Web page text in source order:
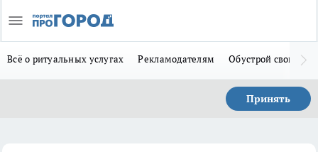
Всё о ритуальных услугах Рекламодателям Обустрой свой дом
Принять